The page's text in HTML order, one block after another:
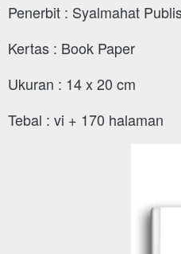
Penerbit : Syalmahat
Kertas : Book Paper
Ukuran : 14 x 20 cm
Tebal : vi + 170 halaman